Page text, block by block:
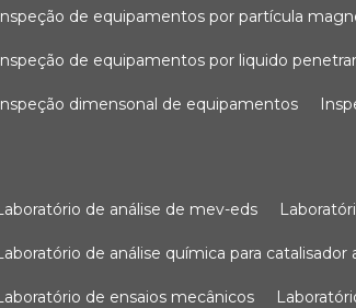
inspeção de equipamentos por partícula
inspeção de equipamentos por liquido
inspeção dimensonal de equipamentos
laboratório de análise de mev-eds
laboratório de análise química para
laboratório de ensaios mecânicos